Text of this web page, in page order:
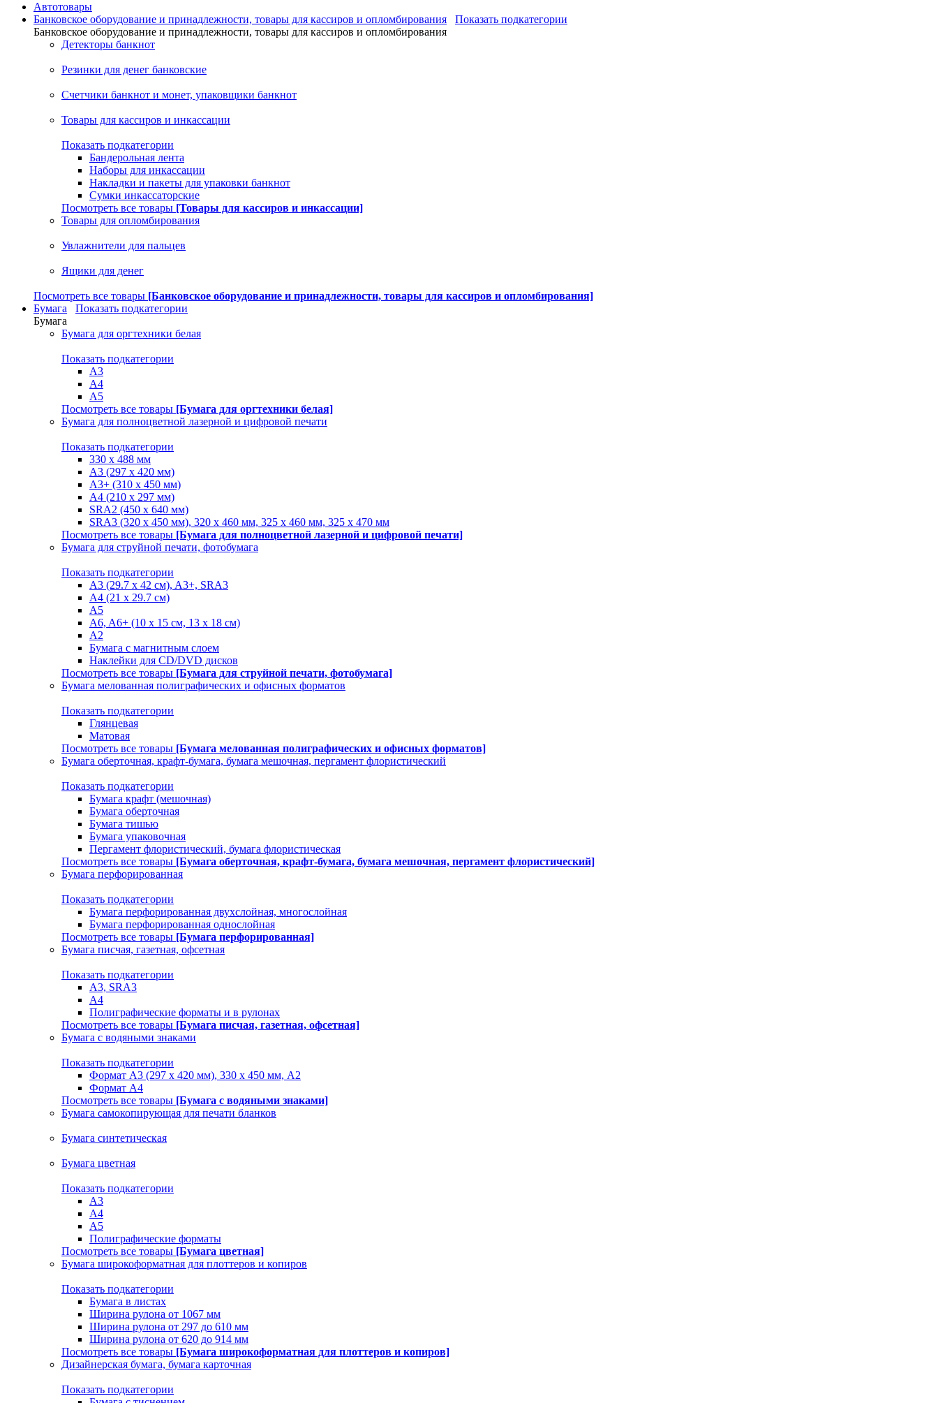
Автотовары
Банковское оборудование и принадлежности, товары для кассиров и опломбирования
Показать подкатегории
Банковское оборудование и принадлежности, товары для кассиров и опломбирования
Детекторы банкнот
Резинки для денег банковские
Счетчики банкнот и монет, упаковщики банкнот
Товары для кассиров и инкассации
Показать подкатегории
Бандерольная лента
Наборы для инкассации
Накладки и пакеты для упаковки банкнот
Сумки инкассаторские
Посмотреть все товары [Товары для кассиров и инкассации]
Товары для опломбирования
Увлажнители для пальцев
Ящики для денег
Посмотреть все товары [Банковское оборудование и принадлежности, товары для кассиров и опломбирования]
Бумага
Показать подкатегории
Бумага
Бумага для оргтехники белая
Показать подкатегории
A3
A4
A5
Посмотреть все товары [Бумага для оргтехники белая]
Бумага для полноцветной лазерной и цифровой печати
Показать подкатегории
330 х 488 мм
A3 (297 x 420 мм)
A3+ (310 х 450 мм)
A4 (210 х 297 мм)
SRA2 (450 x 640 мм)
SRA3 (320 х 450 мм), 320 x 460 мм, 325 х 460 мм, 325 х 470 мм
Посмотреть все товары [Бумага для полноцветной лазерной и цифровой печати]
Бумага для струйной печати, фотобумага
Показать подкатегории
A3 (29.7 х 42 см), A3+, SRA3
A4 (21 х 29.7 см)
A5
A6, A6+ (10 x 15 см, 13 x 18 см)
А2
Бумага с магнитным слоем
Наклейки для CD/DVD дисков
Посмотреть все товары [Бумага для струйной печати, фотобумага]
Бумага мелованная полиграфических и офисных форматов
Показать подкатегории
Глянцевая
Матовая
Посмотреть все товары [Бумага мелованная полиграфических и офисных форматов]
Бумага оберточная, крафт-бумага, бумага мешочная, пергамент флористический
Показать подкатегории
Бумага крафт (мешочная)
Бумага оберточная
Бумага тишью
Бумага упаковочная
Пергамент флористический, бумага флористическая
Посмотреть все товары [Бумага оберточная, крафт-бумага, бумага мешочная, пергамент флористический]
Бумага перфорированная
Показать подкатегории
Бумага перфорированная двухслойная, многослойная
Бумага перфорированная однослойная
Посмотреть все товары [Бумага перфорированная]
Бумага писчая, газетная, офсетная
Показать подкатегории
А3, SRA3
А4
Полиграфические форматы и в рулонах
Посмотреть все товары [Бумага писчая, газетная, офсетная]
Бумага с водяными знаками
Показать подкатегории
Формат А3 (297 х 420 мм), 330 х 450 мм, А2
Формат А4
Посмотреть все товары [Бумага с водяными знаками]
Бумага самокопирующая для печати бланков
Бумага синтетическая
Бумага цветная
Показать подкатегории
A3
A4
А5
Полиграфические форматы
Посмотреть все товары [Бумага цветная]
Бумага широкоформатная для плоттеров и копиров
Показать подкатегории
Бумага в листах
Ширина рулона от 1067 мм
Ширина рулона от 297 до 610 мм
Ширина рулона от 620 до 914 мм
Посмотреть все товары [Бумага широкоформатная для плоттеров и копиров]
Дизайнерская бумага, бумага карточная
Показать подкатегории